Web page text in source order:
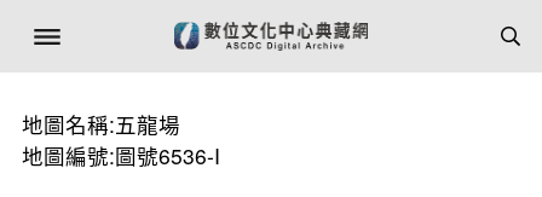
地圖名稱:五龍場
地圖編號:圖號6536-I